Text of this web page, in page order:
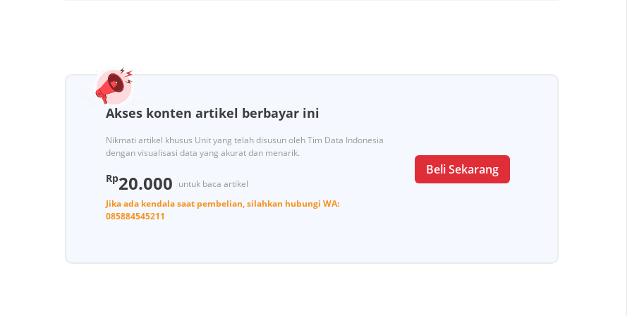
Akses konten artikel berbayar ini
Nikmati artikel khusus Unit yang telah disusun oleh Tim Data Indonesia
dengan visualisasi data yang akurat dan menarik.
Rp20.000 untuk baca artikel
Jika ada kendala saat pembelian, silahkan hubungi WA:
085884545211
Beli Sekarang